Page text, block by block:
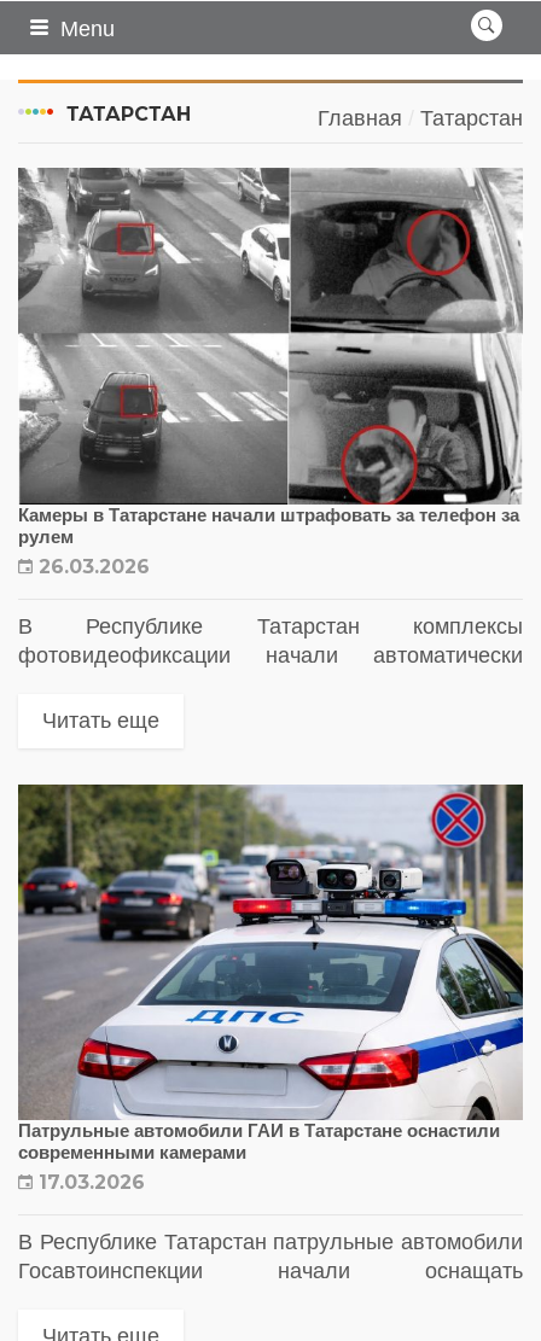
Menu
ТАТАРСТАН Главная Татарстан
Камеры в Татарстане начали штрафовать за телефон за
рулем
26.03.2026
В Республике Татарстан комплексы
фотовидеофиксации начали автоматически
использование водителем во время движения
Читать еще
Патрульные автомобили ГАИ в Татарстане оснастили
современными камерами
17.03.2026
В Республике Татарстан патрульные автомобили
Госавтоинспекции начали оснащать
автоматической фиксации нарушений правил